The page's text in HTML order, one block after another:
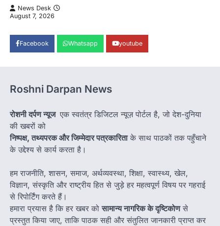
News Desk
August 7, 2026
Facebook Whatsapp youtube
Roshni Darpan News
रोशनी दर्पण न्यूज एक स्वतंत्र डिजिटल न्यूज़ पोर्टल है, जो देश-दुनिया
की खबरों को
निष्पक्ष, तथ्यपरक और जिम्मेदार पत्रकारिताके साथ पाठकों तक पहुँचाने
के उद्देश्य से कार्य करता है।
हम राजनीति, शासन, समाज, अर्थव्यवस्था, शिक्षा, स्वास्थ्य, खेल,
विज्ञान, संस्कृति और राष्ट्रीय हित से जुड़े हर महत्वपूर्ण विषय पर गहराई
से रिपोर्टिंग करते हैं।
हमारा प्रयास है कि हर खबर कोसामान्य नागरिक के दृष्टिकोणसे
प्रस्तुत किया जाए, ताकि पाठक सही और संतुलित जानकारी प्राप्त कर